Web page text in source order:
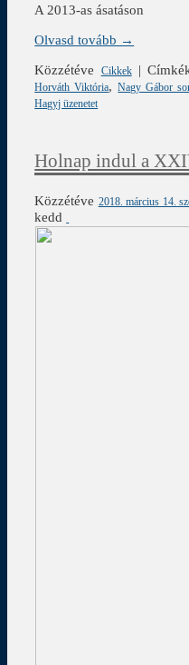
A 2013-as ásatáson
Olvasd tovább →
Közzétéve
Cikkek|
Horváth Viktória,Nagy Gábor
Hagyj üzenetet
Holnap indul a
Közzétéve 2018. március 14.
kedd